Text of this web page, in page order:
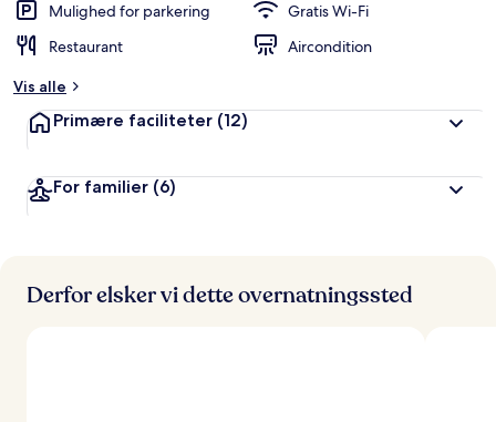
Mulighed for parkering
Gratis Wi-Fi
Restaurant
Aircondition
Vis alle
Primære faciliteter (12)
For familier (6)
Derfor elsker vi dette overnatningssted